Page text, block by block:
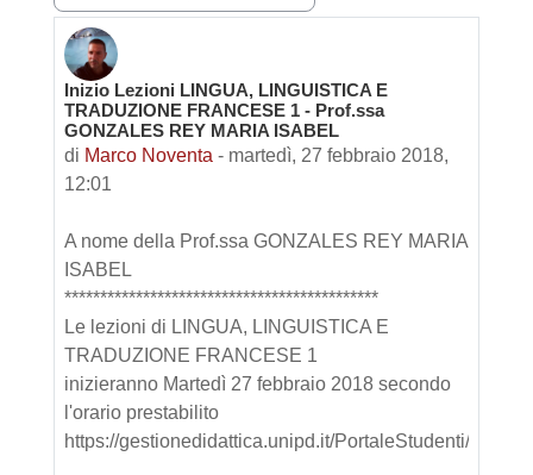
Inizio Lezioni LINGUA, LINGUISTICA E
TRADUZIONE FRANCESE 1 - Prof.ssa
GONZALES REY MARIA ISABEL
di Marco Noventa - martedì, 27 febbraio 2018,
12:01
Numero di risposte: 0
A nome della Prof.ssa GONZALES REY MARIA
ISABEL
********************************************
Le lezioni di LINGUA, LINGUISTICA E
TRADUZIONE FRANCESE 1
inizieranno Martedì 27 febbraio 2018 secondo
l'orario prestabilito
https://gestionedidattica.unipd.it/PortaleStudenti/